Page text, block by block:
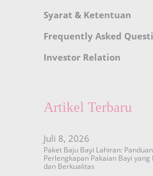
Syarat & Ketentuan
Frequently Asked
Investor Relation
Artikel Terbaru
Juli 8, 2026
Paket Baju Bayi Lahiran:
Perlengkapan Pakaian Bayi yang
dan Berkualitas